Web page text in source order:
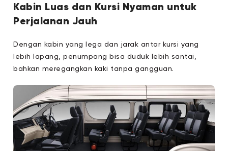
Kabin Luas dan Kursi Nyaman untuk
Perjalanan Jauh
Dengan kabin yang lega dan jarak antar kursi yang
lebih lapang, penumpang bisa duduk lebih santai,
bahkan meregangkan kaki tanpa gangguan.